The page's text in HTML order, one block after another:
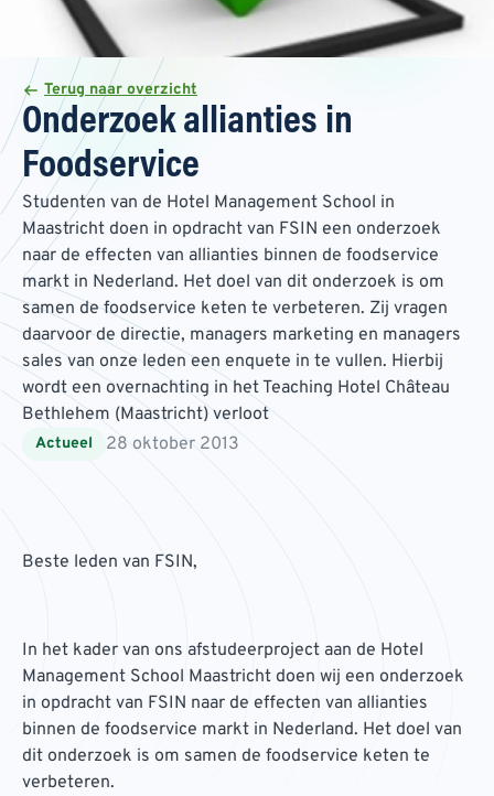
Terug naar overzicht
Onderzoek allianties in
Foodservice
Studenten van de Hotel Management School in
Maastricht doen in opdracht van FSIN een onderzoek
naar de effecten van allianties binnen de foodservice
markt in Nederland. Het doel van dit onderzoek is om
samen de foodservice keten te verbeteren. Zij vragen
daarvoor de directie, managers marketing en managers
sales van onze leden een enquete in te vullen. Hierbij
wordt een overnachting in het Teaching Hotel Château
Bethlehem (Maastricht) verloot
Actueel 28 oktober 2013
Beste leden van FSIN,
In het kader van ons afstudeerproject aan de Hotel
Management School Maastricht doen wij een onderzoek
in opdracht van FSIN naar de effecten van allianties
binnen de foodservice markt in Nederland. Het doel van
dit onderzoek is om samen de foodservice keten te
verbeteren.